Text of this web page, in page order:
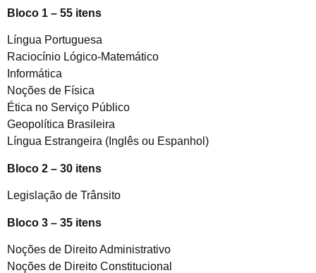
Bloco 1 – 55 itens
Língua Portuguesa
Raciocínio Lógico-Matemático
Informática
Noções de Física
Ética no Serviço Público
Geopolítica Brasileira
Língua Estrangeira (Inglês ou Espanhol)
Bloco 2 – 30 itens
Legislação de Trânsito
Bloco 3 – 35 itens
Noções de Direito Administrativo
Noções de Direito Constitucional